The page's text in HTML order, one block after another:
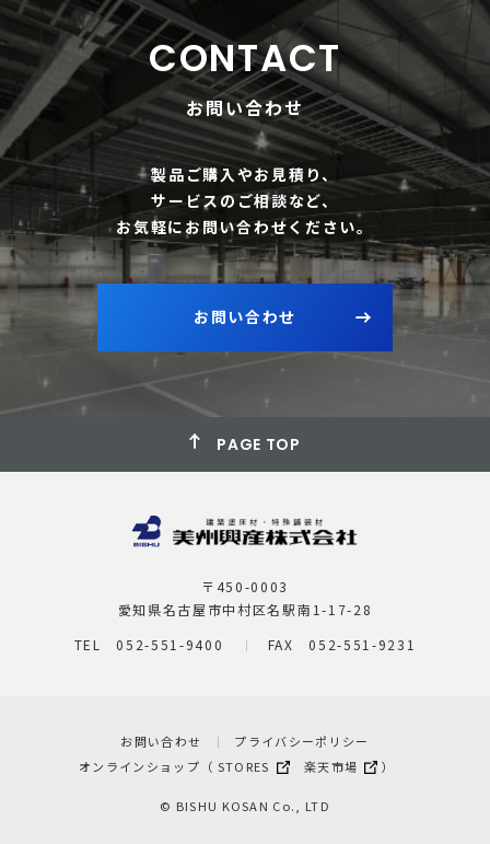
CONTACT
お問い合わせ
製品ご購入やお見積り、
サービスのご相談など、
お気軽にお問い合わせください。
お問い合わせ
PAGE TOP
〒450-0003
愛知県名古屋市中村区名駅南1-17-28
TEL 052-551-9400
FAX 052-551-9231
お問い合わせ
プライバシーポリシー
オンラインショップ（ STORES 楽天市場 ）
© BISHU KOSAN Co., LTD